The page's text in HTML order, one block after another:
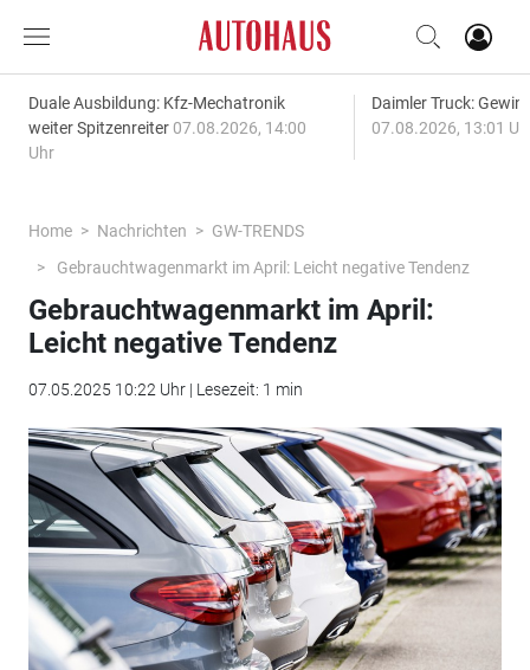
Duale Ausbildung: Kfz-Mechatronik
weiter Spitzenreiter 07.08.2026, 14:00
Uhr
Daimler Truck:
07.08.2026, 13:01
Home Nachrichten
GW-TRENDS
Gebrauchtwagenmarkt im April: Leicht negative Tendenz
Gebrauchtwagenmarkt im April:
Leicht negative Tendenz
07.05.2025 10:22 Uhr | Lesezeit: 1 min